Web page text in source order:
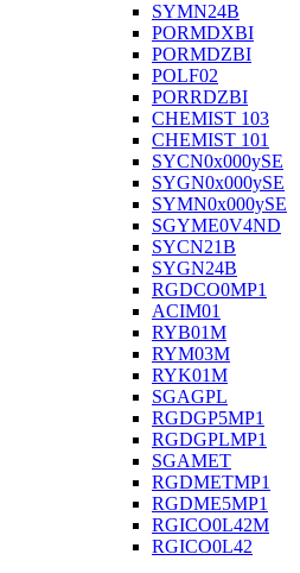
SYMN24B
PORMDXBI
PORMDZBI
POLF02
PORRDZBI
CHEMIST 103
CHEMIST 101
SYCN0х000ySE
SYGN0х000ySE
SYMN0х000ySE
SGYME0V4ND
SYCN21B
SYGN24B
RGDCO0MP1
ACIM01
RYB01M
RYM03M
RYK01M
SGAGPL
RGDGP5MP1
RGDGPLMP1
SGAMET
RGDMETMP1
RGDME5MP1
RGICO0L42M
RGICO0L42